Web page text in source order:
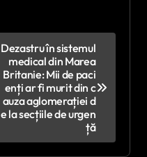
Dezastru în sistemul
medical din Marea
Britanie: Mii de paci
enți ar fi murit din c
auza aglomerației d
e la secțiile de urgen
ță